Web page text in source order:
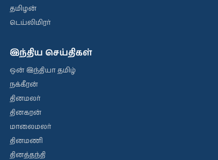
தமிழன்
டெய்லிமிரர்
இந்திய செய்திகள்
ஒன் இந்தியா தமிழ்
நக்கீரன்
தினமலர்
தினகரன்
மாலைமலர்
தினமணி
தினத்தந்தி